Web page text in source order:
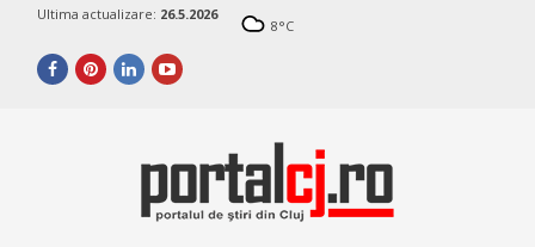
Ultima actualizare: 26.5.2026
8°C